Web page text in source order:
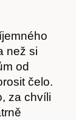
než si
od
čelo.
za chvíli